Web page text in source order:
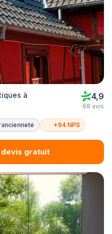
à
4,9
68 avis
+94 NPS
devis gratuit